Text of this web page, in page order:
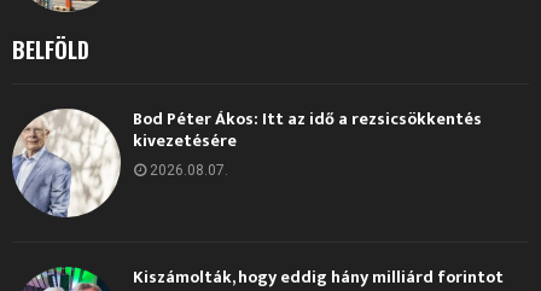
BELFÖLD
Bod Péter Ákos: Itt az idő a rezsicsökkentés
kivezetésére
2026.08.07.
Kiszámolták, hogy eddig hány milliárd forintot